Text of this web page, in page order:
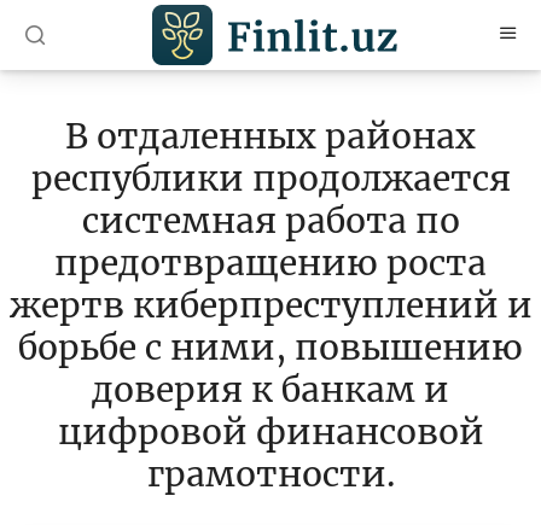
Статьи
Учебные материалы
Проекты
Все проекты
Global Money Week
World Savings day
Конкурсы
Олимпиады и чемпионаты
В отдаленных районах
республики продолжается
системная работа по
предотвращению роста
жертв киберпреступлений и
борьбе с ними, повышению
доверия к банкам и
цифровой финансовой
грамотности.